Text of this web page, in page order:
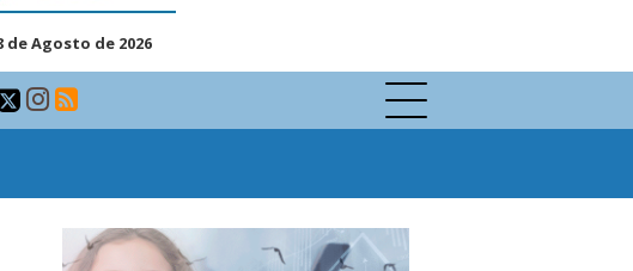
de Agosto de 2026